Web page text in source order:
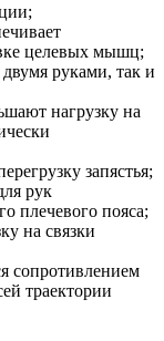
целевых мышц;
руками, так и
нагрузку на
запястья;
рук
плечевого пояса;
на связки
сопротивлением
траектории